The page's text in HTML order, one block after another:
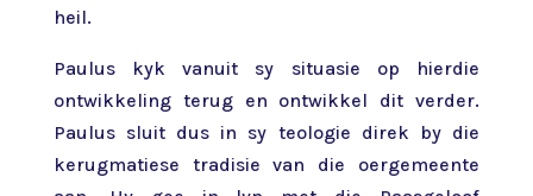
heil.
Paulus kyk vanuit sy situasie op hierdie
ontwikkeling terug en ontwikkel dit verder.
Paulus sluit dus in sy teologie direk by die
kerugmatiese tradisie van die oergemeente